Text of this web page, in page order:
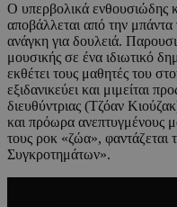
Ο υπερβολικά ενθουσιώδης
αποβάλλεται από την
ανάγκη για δουλειά.
μουσικής σε ένα ιδιωτικό
εκθέτει τους μαθητές του
εξιδανικεύει και μιμείται
διευθύντριας (Τζόαν
και πρόωρα ανεπτυγμένους
τους ροκ «ζώα»,
Συγκροτημάτων».